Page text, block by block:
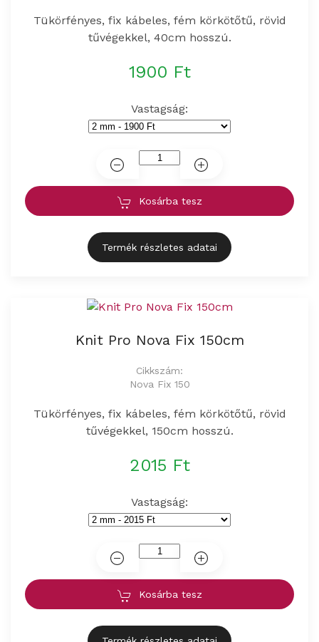
Tükörfényes, fix kábeles, fém körkötőtű, rövid
tűvégekkel, 40cm hosszú.
1900 Ft
Vastagság:
Kosárba tesz
Termék részletes adatai
Knit Pro Nova Fix 150cm
Cikkszám:
Nova Fix 150
Tükörfényes, fix kábeles, fém körkötőtű, rövid
tűvégekkel, 150cm hosszú.
2015 Ft
Vastagság:
Kosárba tesz